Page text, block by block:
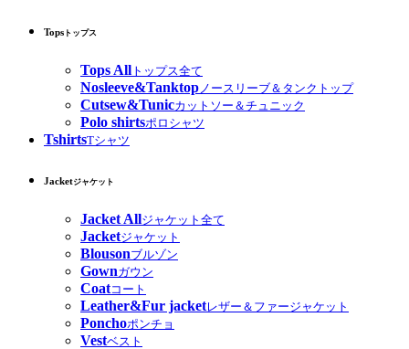
Tops トップス
Tops All トップス全て
Nosleeve&Tanktop ノースリーブ＆タンクトップ
Cutsew&Tunicカットソー＆チュニック
Polo shirtsポロシャツ
TshirtsTシャツ
Jacketジャケット
Jacket Allジャケット全て
Jacketジャケット
Blousonブルゾン
Gownガウン
Coatコート
Leather&Fur jacketレザー＆ファージャケット
Ponchoポンチョ
Vestベスト